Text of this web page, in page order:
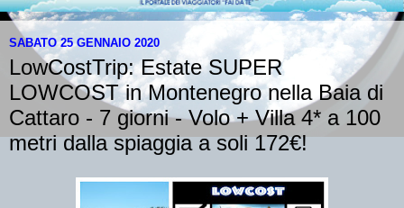
SABATO 25 GENNAIO 2020
LowCostTrip: Estate SUPER
LOWCOST in Montenegro nella Baia di
Cattaro - 7 giorni - Volo + Villa 4* a 100
metri dalla spiaggia a soli 172€!